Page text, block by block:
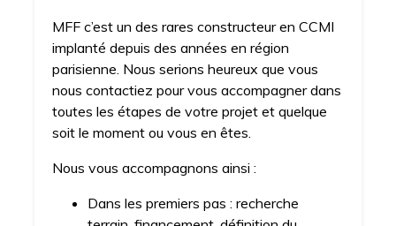
MFF c’est un des rares constructeur en CCMI
implanté depuis des années en région
parisienne. Nous serions heureux que vous
nous contactiez pour vous accompagner dans
toutes les étapes de votre projet et quelque
soit le moment ou vous en êtes.
Nous vous accompagnons ainsi :
Dans les premiers pas : recherche